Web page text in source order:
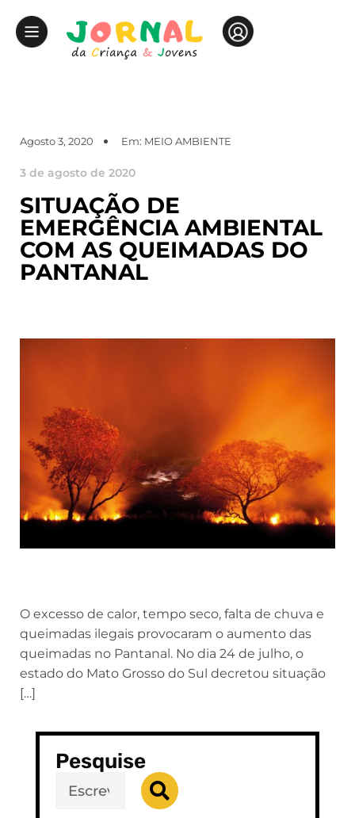
Agosto 3, 2020 Em: MEIO AMBIENTE
3 de agosto de 2020
SITUAÇÃO DE
EMERGÊNCIA AMBIENTAL
COM AS QUEIMADAS DO
PANTANAL
O excesso de calor, tempo seco, falta de chuva e
queimadas ilegais provocaram o aumento das
queimadas no Pantanal. No dia 24 de julho, o
estado do Mato Grosso do Sul decretou situação
[…]
Pesquise